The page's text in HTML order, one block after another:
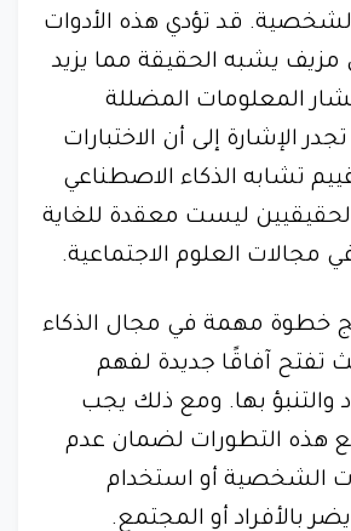
الشخصية. قد تؤدي هذه الأدوات
مزيف يشبه الحقيقة مما يزيد
المعلومات المضللة
تجدر الإشارة إلى أن الاختبارات
تشابه الذكاء الاصطناعي
ليست معقدة للغاية
مجالات العلوم الاجتماعية.
خطوة مهمة في مجال الذكاء
تفتح آفاقًا جديدة لفهم
والتنبؤ بها. ومع ذلك يجب
هذه التطورات لضمان عدم
الشخصية أو استخدام
بالأفراد أو المجتمع.